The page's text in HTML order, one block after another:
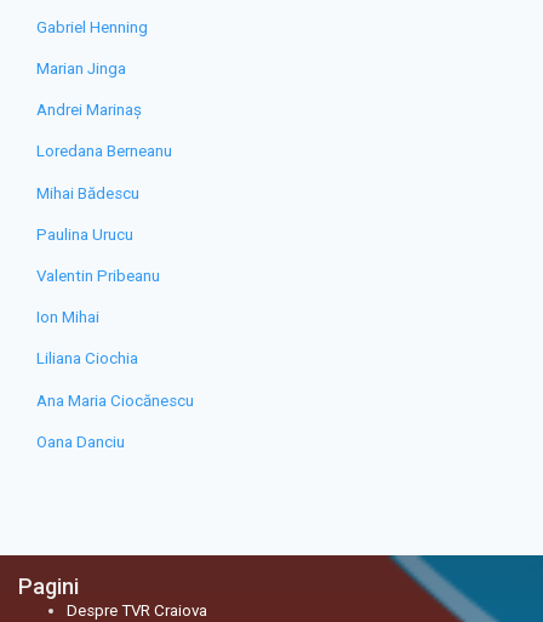
Gabriel Henning
Marian Jinga
Andrei Marinaș
Loredana Berneanu
Mihai Bădescu
Paulina Urucu
Valentin Pribeanu
Ion Mihai
Liliana Ciochia
Ana Maria Ciocănescu
Oana Danciu
Pagini
Despre TVR Craiova